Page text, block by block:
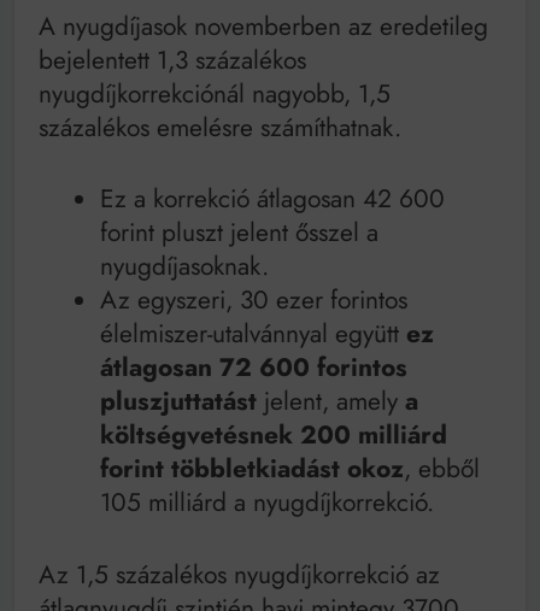
A nyugdíjasok novemberben az eredetileg
bejelentett 1,3 százalékos
nyugdíjkorrekciónál nagyobb, 1,5
százalékos emelésre számíthatnak.
Ez a korrekció átlagosan 42 600
forint pluszt jelent ősszel a
nyugdíjasoknak.
Az egyszeri, 30 ezer forintos
élelmiszer-utalvánnyal együtt ez
átlagosan 72 600 forintos
pluszjuttatástjelent, amely a
költségvetésnek 200 milliárd
forint többletkiadást okoz, ebből
105 milliárd a nyugdíjkorrekció.
Az 1,5 százalékos nyugdíjkorrekció az